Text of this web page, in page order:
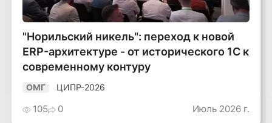
"Норильский никель": переход к новой
ERP-архитектуре - от исторического 1С к
современному контуру
ОМГ ЦИПР-2026
105 0 Июль 2026 г.